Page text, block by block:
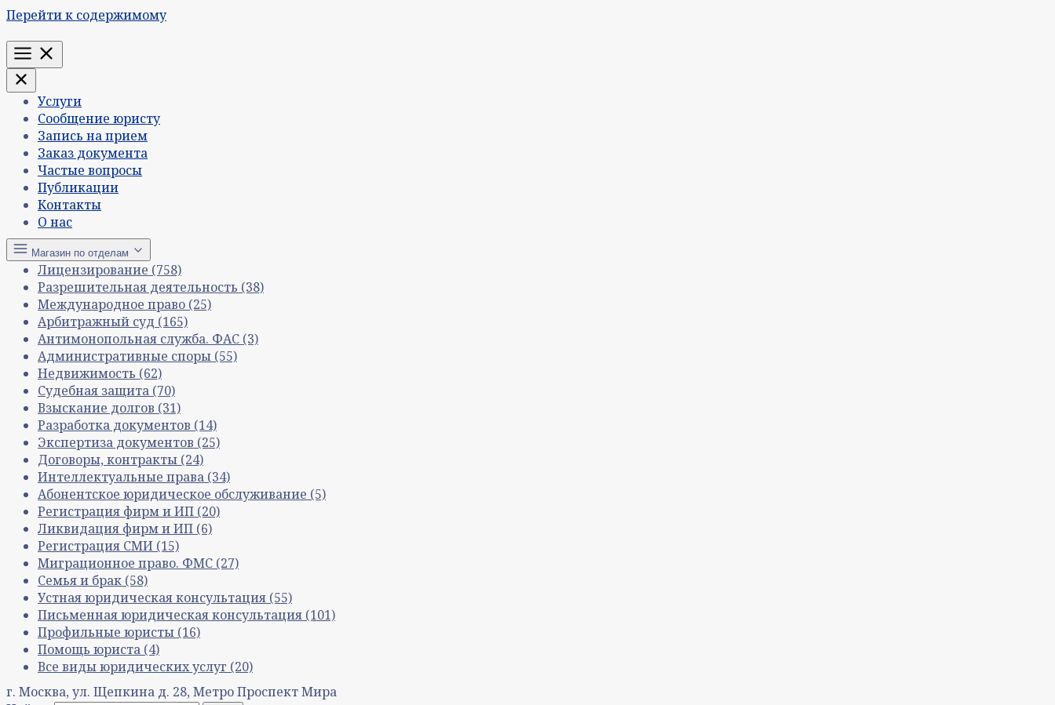
Перейти к содержимому
Меню
Услуги
Сообщение юристу
Запись на прием
Заказ документа
Частые вопросы
Публикации
Контакты
О нас
Магазин по отделам
Лицензирование (758)
Разрешительная деятельность (38)
Международное право (25)
Арбитражный суд (165)
Антимонопольная служба. ФАС (3)
Административные споры (55)
Недвижимость (62)
Судебная защита (70)
Взыскание долгов (31)
Разработка документов (14)
Экспертиза документов (25)
Договоры, контракты (24)
Интеллектуальные права (34)
Абонентское юридическое обслуживание (5)
Регистрация фирм и ИП (20)
Ликвидация фирм и ИП (6)
Регистрация СМИ (15)
Миграционное право. ФМС (27)
Семья и брак (58)
Устная юридическая консультация (55)
Письменная юридическая консультация (101)
Профильные юристы (16)
Помощь юриста (4)
Все виды юридических услуг (20)
г. Москва, ул. Щепкина д. 28, Метро Проспект Мира